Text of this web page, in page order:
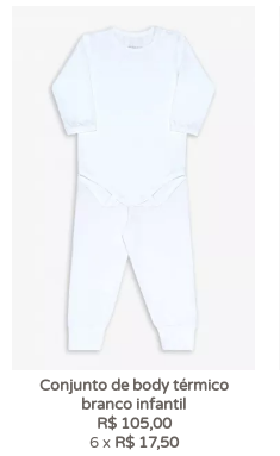
Conjunto de body térmico
branco infantil
R$ 105,00
6 x R$ 17,50